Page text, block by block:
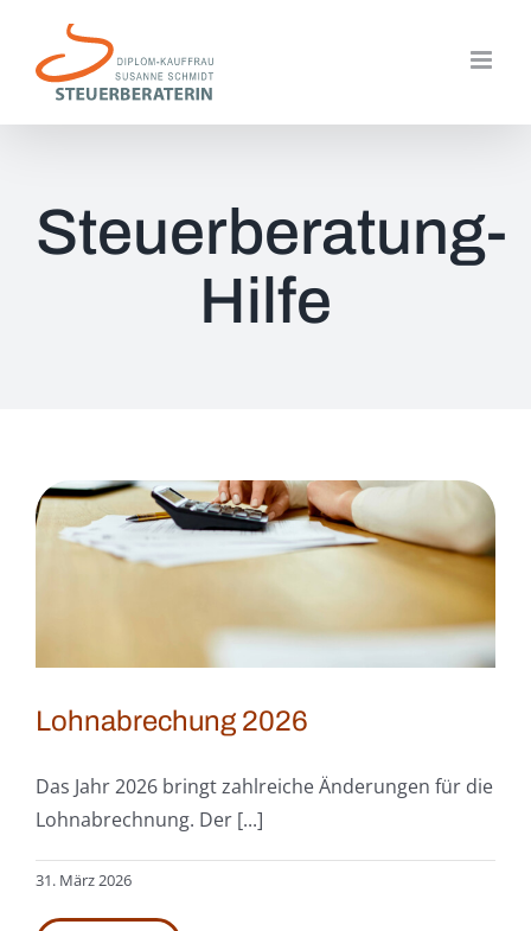
springen
Steuerberatung-
Hilfe
Lohnabrechung 2026
Das Jahr 2026 bringt zahlreiche Änderungen für die
Lohnabrechnung. Der [...]
31. März 2026